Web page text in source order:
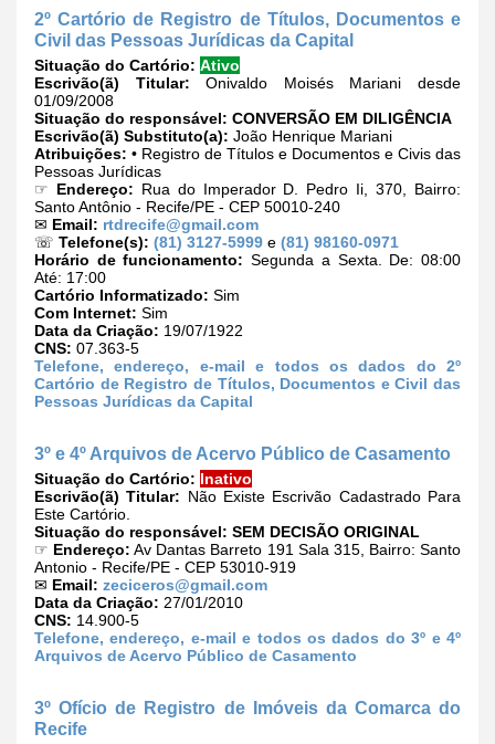
2º Cartório de Registro de Títulos, Documentos e
Civil das Pessoas Jurídicas da Capital
Situação do Cartório: Ativo
Escrivão(ã) Titular: Onivaldo Moisés Mariani desde
01/09/2008
Situação do responsável: CONVERSÃO EM DILIGÊNCIA
Escrivão(ã) Substituto(a): João Henrique Mariani
Atribuições: • Registro de Títulos e Documentos e Civis das
Pessoas Jurídicas
☞ Endereço: Rua do Imperador D. Pedro Ii, 370, Bairro:
Santo Antônio - Recife/PE - CEP 50010-240
✉ Email: rtdrecife@gmail.com
☏ Telefone(s): (81) 3127-5999 e (81) 98160-0971
Horário de funcionamento: Segunda a Sexta. De: 08:00
Até: 17:00
Cartório Informatizado: Sim
Com Internet: Sim
Data da Criação: 19/07/1922
CNS: 07.363-5
Telefone, endereço, e-mail e todos os dados do 2º
Cartório de Registro de Títulos, Documentos e Civil das
Pessoas Jurídicas da Capital
3º e 4º Arquivos de Acervo Público de Casamento
Situação do Cartório: Inativo
Escrivão(ã) Titular: Não Existe Escrivão Cadastrado Para
Este Cartório.
Situação do responsável: SEM DECISÃO ORIGINAL
☞ Endereço: Av Dantas Barreto 191 Sala 315, Bairro: Santo
Antonio - Recife/PE - CEP 53010-919
✉ Email: zeciceros@gmail.com
Data da Criação: 27/01/2010
CNS: 14.900-5
Telefone, endereço, e-mail e todos os dados do 3º e 4º
Arquivos de Acervo Público de Casamento
3º Ofício de Registro de Imóveis da Comarca do
Recife